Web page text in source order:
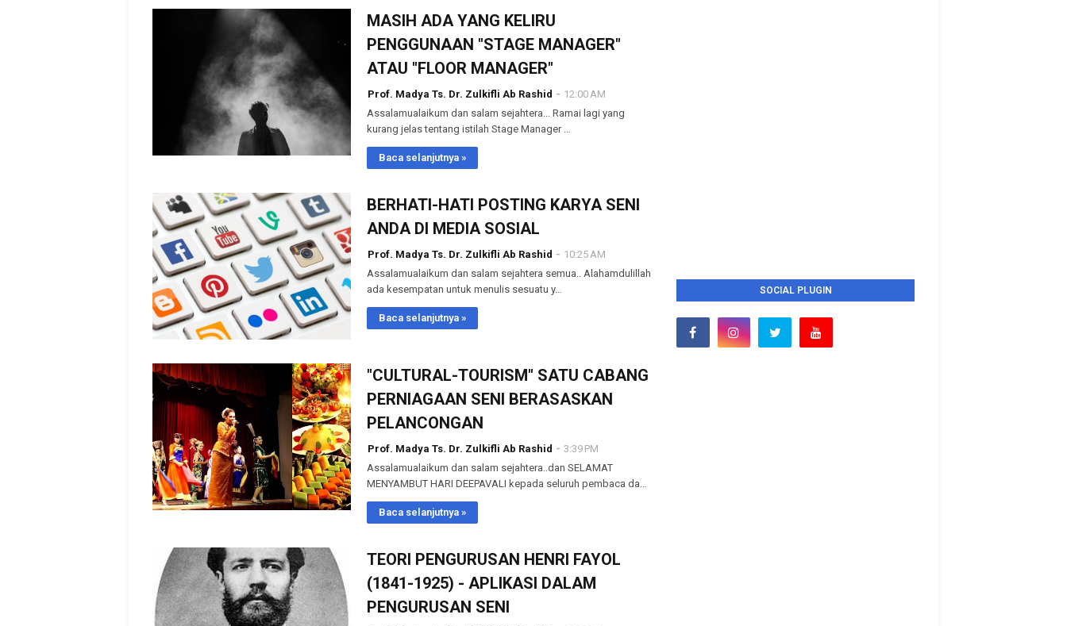
MASIH ADA YANG KELIRU
PENGGUNAAN "STAGE MANAGER"
ATAU "FLOOR MANAGER"
Prof. Madya Ts. Dr. Zulkifli Ab Rashid
12:00 AM
Assalamualaikum dan salam sejahtera... Ramai lagi yang
kurang jelas tentang istilah Stage Manager …
Baca selanjutnya »
BERHATI-HATI POSTING KARYA SENI
ANDA DI MEDIA SOSIAL
Prof. Madya Ts. Dr. Zulkifli Ab Rashid
10:25 AM
Assalamualaikum dan salam sejahtera semua.. Alahamdulillah
ada kesempatan untuk menulis sesuatu y…
Baca selanjutnya »
"CULTURAL-TOURISM" SATU CABANG
PERNIAGAAN SENI BERASASKAN
PELANCONGAN
Prof. Madya Ts. Dr. Zulkifli Ab Rashid
3:39 PM
Assalamualaikum dan salam sejahtera..dan SELAMAT
MENYAMBUT HARI DEEPAVALI kepada seluruh pembaca da…
Baca selanjutnya »
TEORI PENGURUSAN HENRI FAYOL
(1841-1925) - APLIKASI DALAM
PENGURUSAN SENI
SOCIAL PLUGIN